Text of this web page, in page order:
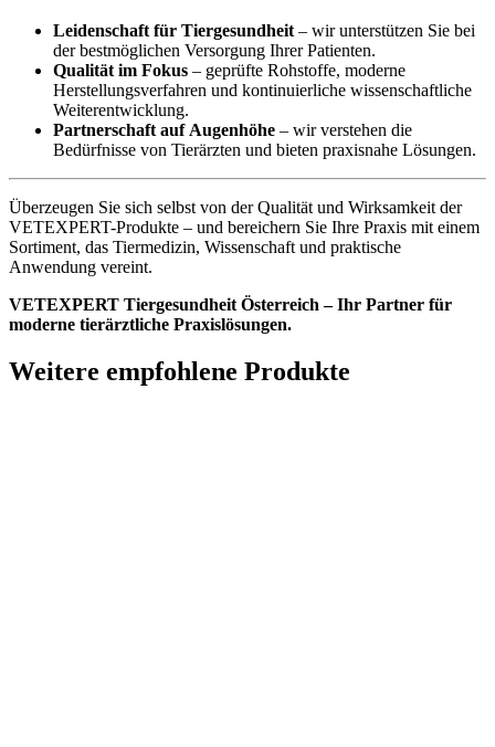
Leidenschaft für Tiergesundheit – wir unterstützen Sie bei
der bestmöglichen Versorgung Ihrer Patienten.
Qualität im Fokus – geprüfte Rohstoffe, moderne
Herstellungsverfahren und kontinuierliche wissenschaftliche
Weiterentwicklung.
Partnerschaft auf Augenhöhe – wir verstehen die
Bedürfnisse von Tierärzten und bieten praxisnahe Lösungen.
Überzeugen Sie sich selbst von der Qualität und Wirksamkeit der
VETEXPERT-Produkte – und bereichern Sie Ihre Praxis mit einem
Sortiment, das Tiermedizin, Wissenschaft und praktische
Anwendung vereint.
VETEXPERT Tiergesundheit Österreich – Ihr Partner für
moderne tierärztliche Praxislösungen.
Weitere empfohlene Produkte